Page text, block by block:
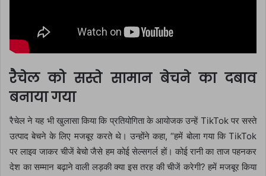
रैचेल को सस्ते सामान बेचने का दबाव
बनाया गया
रैचेल ने यह भी खुलासा किया कि प्रतियोगिता के आयोजक उन्हें TikTok पर सस्ते
उत्पाद बेचने के लिए मजबूर करते थे। उन्होंने कहा, “हमें बोला गया कि TikTok
पर लाइव जाकर चीजें बेचो जैसे हम कोई सेल्सगर्ल हों। कोई रानी का ताज पहनकर
देश का सम्मान बढ़ाने वाली लड़की क्या इस तरह की चीजें करेगी? हमें मजबूर किया